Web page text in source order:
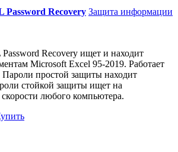
Password Recovery Защита информации
Recovery ищет и находит
Microsoft Excel 95-2019. Работает
Пароли простой защиты находит
стойкой защиты ищет на
любого компьютера.